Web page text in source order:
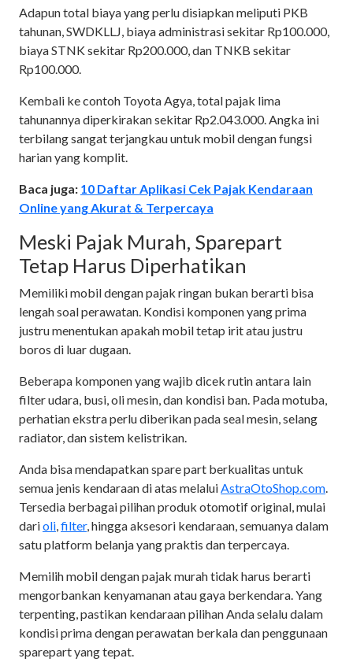
Adapun total biaya yang perlu disiapkan meliputi PKB
tahunan, SWDKLLJ, biaya administrasi sekitar Rp100.000,
biaya STNK sekitar Rp200.000, dan TNKB sekitar
Rp100.000.
Kembali ke contoh Toyota Agya, total pajak lima
tahunannya diperkirakan sekitar Rp2.043.000. Angka ini
terbilang sangat terjangkau untuk mobil dengan fungsi
harian yang komplit.
Baca juga: 10 Daftar Aplikasi Cek Pajak Kendaraan
Online yang Akurat & Terpercaya
Meski Pajak Murah, Sparepart
Tetap Harus Diperhatikan
Memiliki mobil dengan pajak ringan bukan berarti bisa
lengah soal perawatan. Kondisi komponen yang prima
justru menentukan apakah mobil tetap irit atau justru
boros di luar dugaan.
Beberapa komponen yang wajib dicek rutin antara lain
filter udara, busi, oli mesin, dan kondisi ban. Pada motuba,
perhatian ekstra perlu diberikan pada seal mesin, selang
radiator, dan sistem kelistrikan.
Anda bisa mendapatkan spare part berkualitas untuk
semua jenis kendaraan di atas melaluiAstraOtoShop.com.
Tersedia berbagai pilihan produk otomotif original, mulai
darioli,filter, hingga aksesori kendaraan, semuanya dalam
satu platform belanja yang praktis dan terpercaya.
Memilih mobil dengan pajak murah tidak harus berarti
mengorbankan kenyamanan atau gaya berkendara. Yang
terpenting, pastikan kendaraan pilihan Anda selalu dalam
kondisi prima dengan perawatan berkala dan penggunaan
sparepart yang tepat.